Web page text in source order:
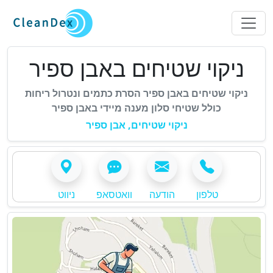
ניקוי שטיחים באבן ספיר
-
A
c
s
s
ניקוי שטיחים באבן ספיר הסרת כתמים ונטרול ריחות
כולל שטיחי סלון מענה מיידי באבן ספיר
-
c
i
ניקוי שטיחים, אבן ספיר
-
A
c
s
i
l
טלפון הודעה וואטסאפ ניווט